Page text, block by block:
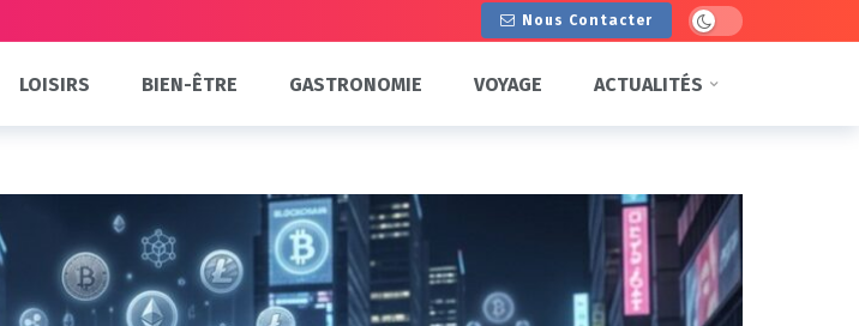
Nous Contacter Dark mode
LOISIRS BIEN-ÊTRE GASTRONOMIE VOYAGE ACTUALITÉS